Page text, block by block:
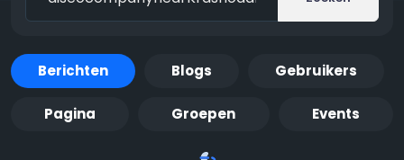
Berichten Blogs Gebruikers
Pagina Groepen Events